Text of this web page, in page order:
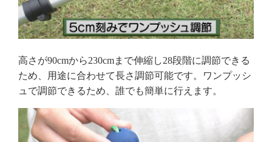
高さが90cmから230cmまで伸縮し28段階に調節できる
ため、用途に合わせて長さ調節可能です。ワンプッシ
ュで調節できるため、誰でも簡単に行えます。